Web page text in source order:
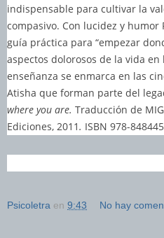
indispensable para cultivar la
compasivo. Con lucidez y
guía práctica para “empezar
aspectos dolorosos de la vida en
enseñanza se enmarca en las
Atisha que forman parte del
where you are. Traducción de
Ediciones, 2011. ISBN 978-
Psicoletra en 9:43 No hay